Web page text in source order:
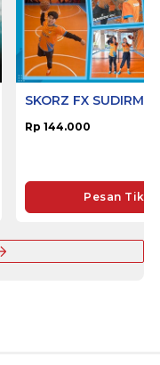
SKORZ FX
Rp 144.000
Pesan Tiket